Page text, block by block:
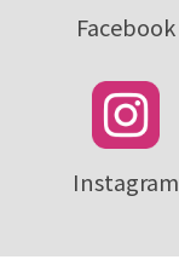
Facebook
Instagram